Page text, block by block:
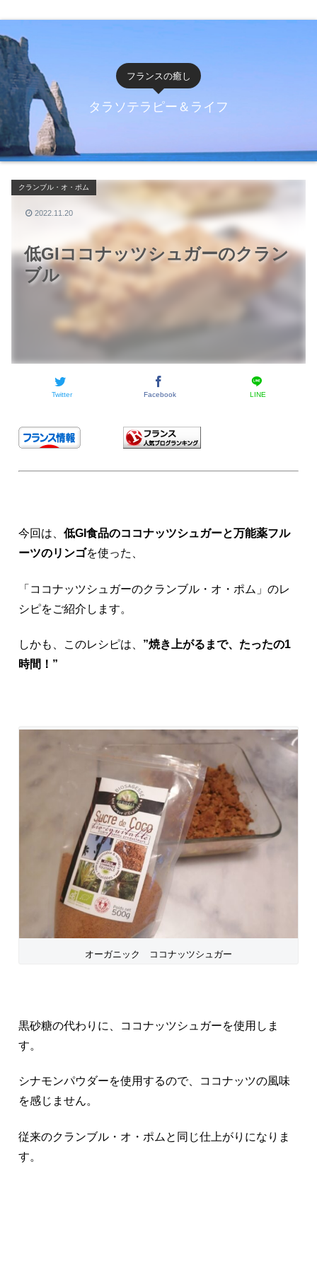
フランスの癒し
タラソテラピー＆ライフ
低GIココナッツシュガーのクラン
ブル
クランブル・オ・ポム
Twitter Facebook LINE
2022.11.20
今回は、 低GI食品のココナッツシュガーと万能薬フル
ーツのリンゴを使った、
「ココナッツシュガーのクランブル・オ・ポム」のレ
シピをご紹介します。
しかも、このレシピは、 ”焼き上がるまで、たったの1
時間！”
オーガニック ココナッツシュガー
黒砂糖の代わりに、ココナッツシュガーを使用しま
す。
シナモンパウダーを使用するので、ココナッツの風味
を感じません。
従来のクランブル・オ・ポムと同じ仕上がりになりま
す。